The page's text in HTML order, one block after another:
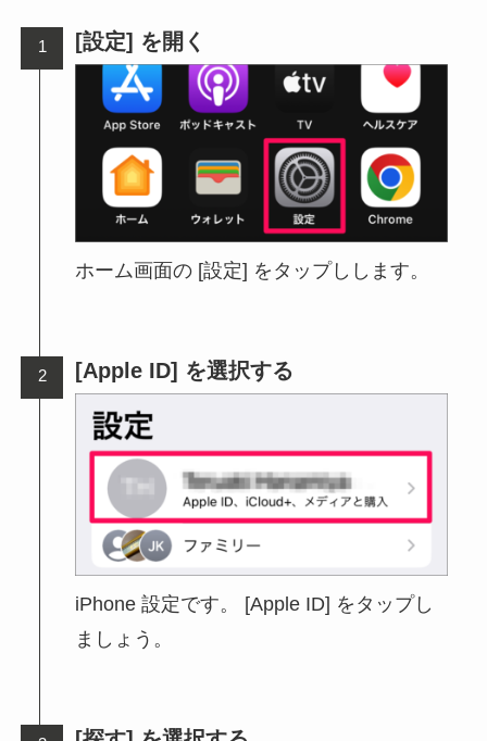
[設定] を開く
ホーム画面の [設定] をタップしします。
[Apple ID] を選択する
iPhone 設定です。 [Apple ID] をタップし
ましょう。